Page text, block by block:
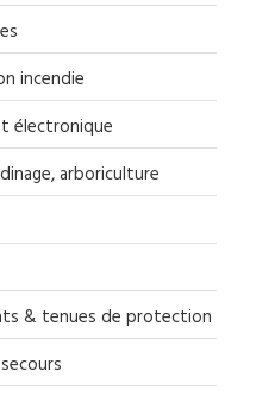
incendie
électronique
arboriculture
& tenues de protection